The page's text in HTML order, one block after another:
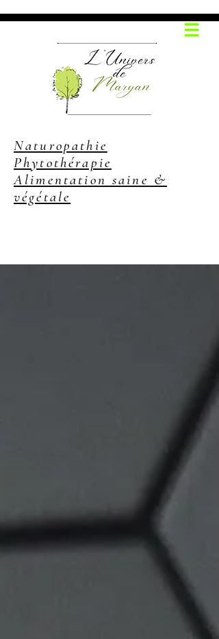
Naturopathie
Phytothérapie
Alimentation saine &
végétale